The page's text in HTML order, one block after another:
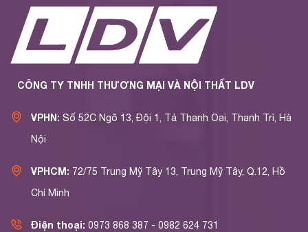
CÔNG TY TNHH THƯƠNG MẠI VÀ NỘI THẤT LDV
VPHN: Số 52C Ngõ 13, Đội 1, Tả Thanh Oai, Thanh Trì, Hà
Nội
VPHCM: 72/75 Trung Mỹ Tây 13, Trung Mỹ Tây, Q.12, Hồ
Chí Minh
Điện thoại: 0973 868 387 - 0982 624 731